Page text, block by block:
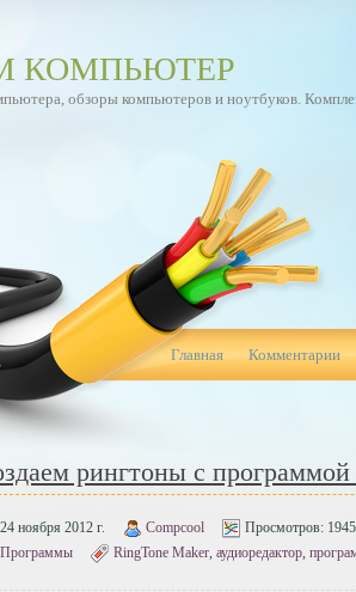
КОМПЬЮТЕР
обзоры компьютеров и ноутбуков.
Главная Комментарии
рингтоны с
24 ноября 2012 г. Compcool Просмотров:
Программы
RingTone Maker, аудиоредактор,